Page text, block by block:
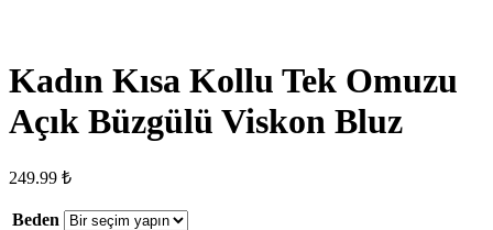
Kadın Kısa Kollu Tek Omuzu
Açık Büzgülü Viskon Bluz
249.99 ₺
Beden